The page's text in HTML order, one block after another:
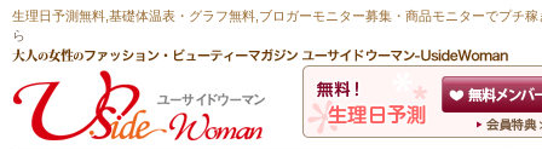
生理日予測無料 基礎体温表・グラフ無料 ,ブロガーモニター募集・商品モニターでプチ稼
ら